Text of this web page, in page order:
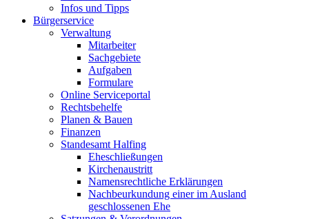
Infos und Tipps
Bürgerservice
Verwaltung
Mitarbeiter
Sachgebiete
Aufgaben
Formulare
Online Serviceportal
Rechtsbehelfe
Planen & Bauen
Finanzen
Standesamt Halfing
Eheschließungen
Kirchenaustritt
Namensrechtliche Erklärungen
Nachbeurkundung einer im Ausland
geschlossenen Ehe